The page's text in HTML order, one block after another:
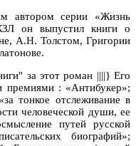
автором серии «Жизнь
он выпустил книги о
А.Н. Толстом, Григории
за этот роман ||||} Его
премиями : «Антибукер»;
тонкое отслеживание в
человеческой души, ее
путей русской
биографий»;